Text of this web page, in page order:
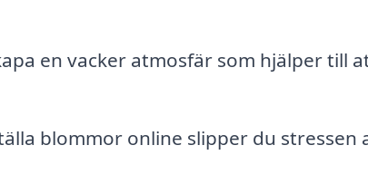
en vacker atmosfär som hjälper till
blommor online slipper du stressen